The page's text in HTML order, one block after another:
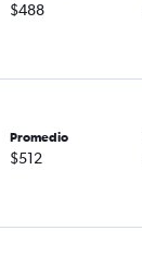
$488
Promedio
$512